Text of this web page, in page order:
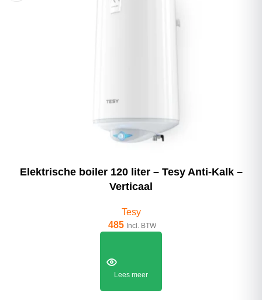
Elektrische boiler 120 liter – Tesy Anti-Kalk –
Verticaal
Tesy
485 Incl. BTW
Lees meer